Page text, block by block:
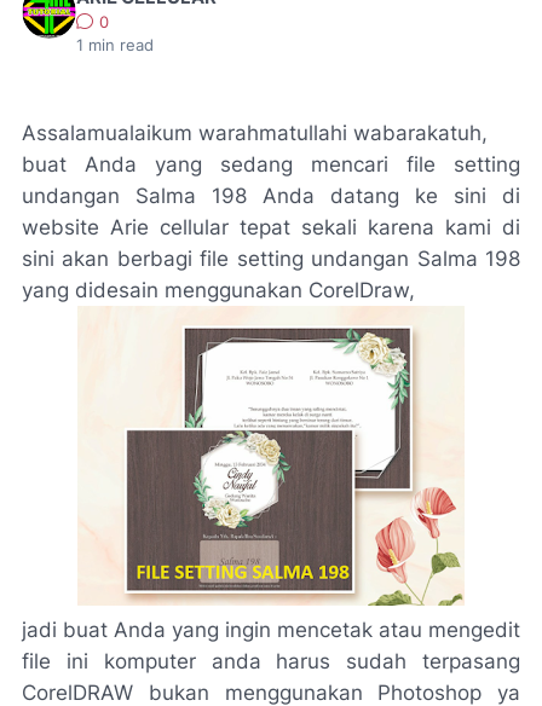
0
1 min read
Assalamualaikum warahmatullahi wabarakatuh,
buat Anda yang sedang mencari file setting
undangan Salma 198 Anda datang ke sini di
website Arie cellular tepat sekali karena kami di
sini akan berbagi file setting undangan Salma 198
yang didesain menggunakan CorelDraw,
jadi buat Anda yang ingin mencetak atau mengedit
file ini komputer anda harus sudah terpasang
CorelDRAW bukan menggunakan Photoshop ya